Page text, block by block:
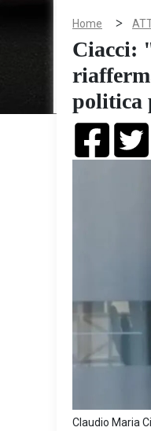
Home >
Ciacci:
politica
Claudio Maria